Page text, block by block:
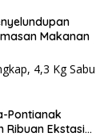
Makanan
Pontianak
Ribuan Ekstasi